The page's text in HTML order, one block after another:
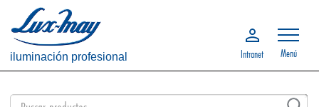
iluminación profesional Intranet Menú